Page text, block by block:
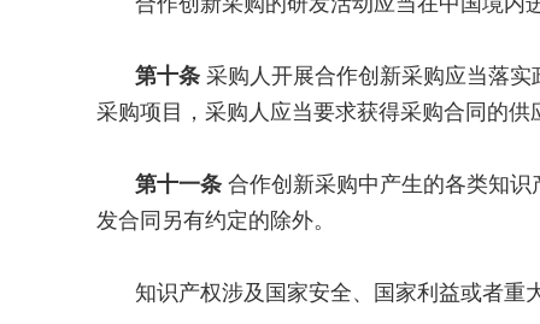
第十条 采购人开展合作创新采购应当落
采购项目，采购人应当要求获得采购合同的
第十一条 合作创新采购中产生的各类知
发合同另有约定的除外。
知识产权涉及国家安全、国家利益或者重